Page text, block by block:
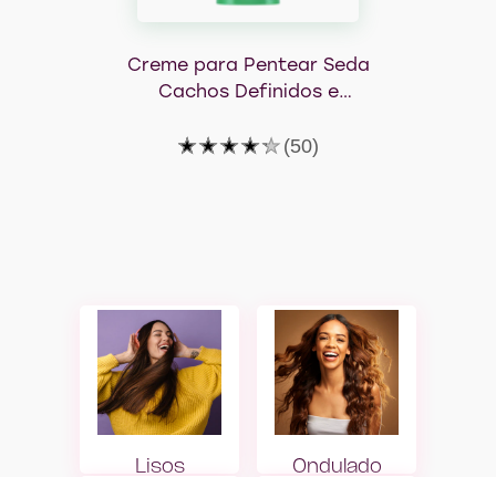
Creme para Pentear Seda
Cachos Definidos e
A
classificação
Hidratados
classificações.
(50)
Lisos Ondulado